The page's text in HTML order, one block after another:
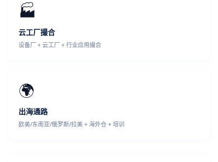
🏭
云工厂撮合
设备厂 + 云工厂 + 行业应用撮合
🌍
出海通路
欧美/东南亚/俄罗斯/拉美 + 海外仓 + 培训